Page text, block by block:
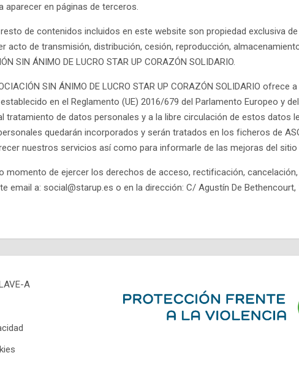
en páginas de terceros.
de contenidos incluidos en este website son propiedad exclusiva de
acto de transmisión, distribución, cesión, reproducción,
ÁNIMO DE LUCRO STAR UP CORAZÓN SOLIDARIO.
SIN ÁNIMO DE LUCRO STAR UP CORAZÓN SOLIDARIO
en el Reglamento (UE) 2016/679 del Parlamento Europeo y
de datos personales y a la libre circulación de estos datos
quedarán incorporados y serán tratados en los ficheros de
nuestros servicios así como para informarle de las mejoras del sitio
de ejercer los derechos de acceso, rectificación,
a: social@starup.es o en la dirección: C/ Agustín De Bethencourt,
A